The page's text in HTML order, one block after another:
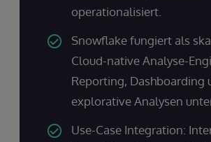
operationalisiert.
Snowflake fungiert als
Cloud-native Analyse-
Reporting, Dashboarding
explorative Analysen
Use-Case Integration: